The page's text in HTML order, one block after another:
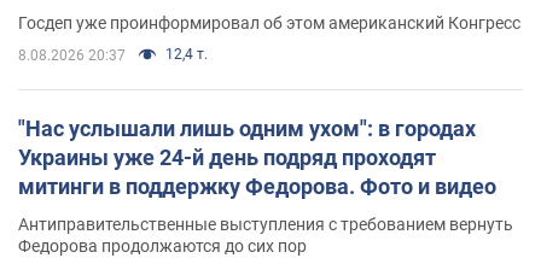
Госдеп уже проинформировал об этом американский Конгресс
8.08.2026 20:37 12,4 т.
"Нас услышали лишь одним ухом": в городах
Украины уже 24-й день подряд проходят
митинги в поддержку Федорова. Фото и видео
Антиправительственные выступления с требованием вернуть
Федорова продолжаются до сих пор